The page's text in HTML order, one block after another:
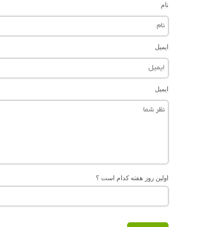
نام
ایمیل
ایمیل
اولین روز هفته کدام است ؟